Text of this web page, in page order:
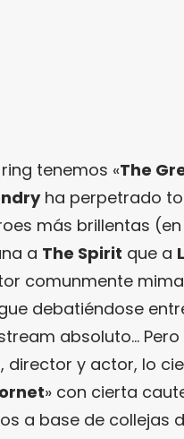
tenemos «The
ha perpetrado
más brillentas
a The Spirit que a
comunmente
debatiéndose
absoluto…
director y actor, lo
» con cierta
a base de collejas